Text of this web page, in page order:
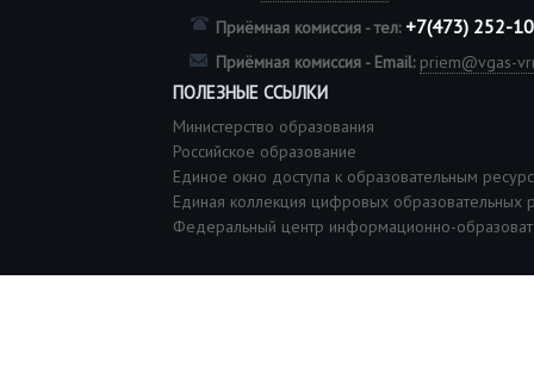
Приёмная комиссия - тел: +7(473) 252-
Приёмная комиссия - Email: priem@vgas-
ПОЛЕЗНЫЕ ССЫЛКИ
Министерство образования
Российское образование
Единое окно доступа к образовательным
Единая коллекция цифровых образовательных
Федеральный центр информационно-